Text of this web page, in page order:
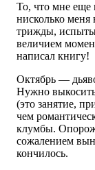
То, что мне еще
нисколько меня
трижды,
величием
написал книгу!
Октябрь —
Нужно выкосить
(это занятие,
чем
клумбы.
сожалением
кончилось.